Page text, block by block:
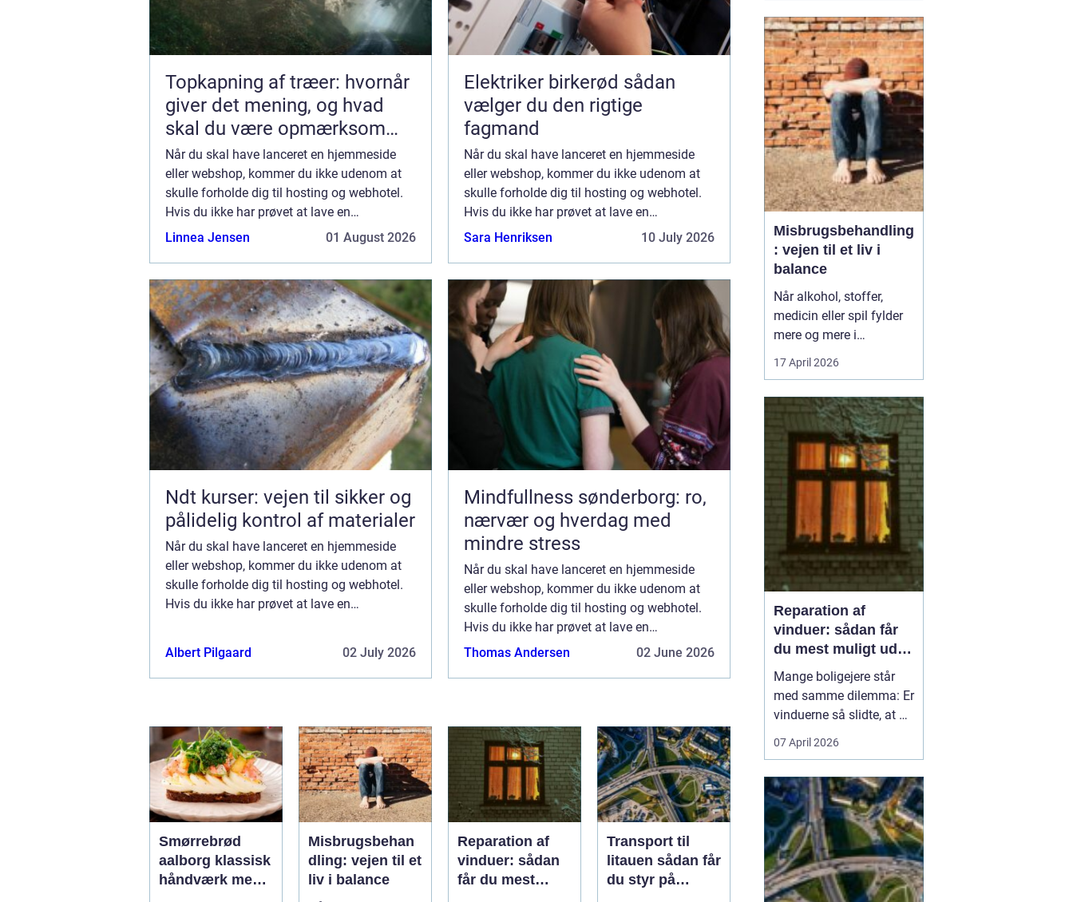
Topkapning af træer: hvornår
giver det mening, og hvad
skal du være opmærksom
på?
Når du skal have lanceret en hjemmeside
eller webshop, kommer du ikke udenom at
skulle forholde dig til hosting og webhotel.
Hvis du ikke har prøvet at lave en
hjemmeside før, kan du med fordel læse lidt
Linnea Jensen 01 August 2026
Elektriker birkerød sådan
vælger du den rigtige
fagmand
Når du skal have lanceret en hjemmeside
eller webshop, kommer du ikke udenom at
skulle forholde dig til hosting og webhotel.
Hvis du ikke har prøvet at lave en
hjemmeside før, kan du med fordel læse lidt
Sara Henriksen 10 July 2026
Ndt kurser: vejen til sikker og
pålidelig kontrol af materialer
Når du skal have lanceret en hjemmeside
eller webshop, kommer du ikke udenom at
skulle forholde dig til hosting og webhotel.
Hvis du ikke har prøvet at lave en
Albert Pilgaard 02 July 2026
Mindfullness sønderborg: ro,
nærvær og hverdag med
mindre stress
Når du skal have lanceret en hjemmeside
eller webshop, kommer du ikke udenom at
skulle forholde dig til hosting og webhotel.
Hvis du ikke har prøvet at lave en
hjemmeside før, kan du med fordel læse lidt
Thomas Andersen 02 June 2026
Smørrebrød
aalborg klassisk
håndværk med
Misbrugsbehan
dling: vejen til et
liv i balance
Reparation af
vinduer: sådan
får du mest
Transport til
litauen sådan får
du styr på
der forener tradition og
nytænkning. Her spiller
gode råvarer, lokalt
håndværk og kreativ
anretning sammen, så
du får en...
Misbrugsbehandling
: vejen til et liv i
balance
Når alkohol, stoffer,
medicin eller spil fylder
mere og mere i
hverdagen, bliver
grænsen mellem vane
sløret. Mange forsøger
længe at klare sig selv,
men for en stor del viser
erfaringen, at...
17 April 2026
Reparation af
vinduer: sådan får
du mest muligt ud af
dine gamle vinduer
Mange boligejere står
med samme dilemma: Er
vinduerne så slidte, at de
bør skiftes, eller kan de
repareres og få nyt liv? I
kan en grundig
reparation af vinduer
være en både økon...
07 April 2026